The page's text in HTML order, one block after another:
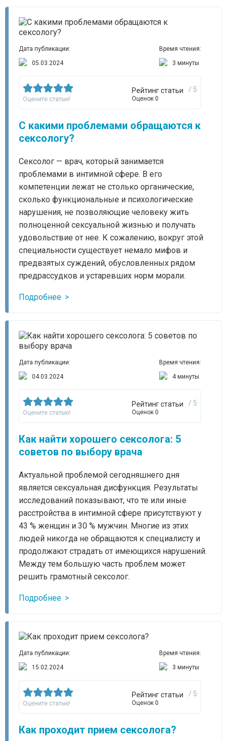
Дата публикации:
05.03.2024
Время чтения:
3 минуты
Оцените статью!
Рейтинг статьи / 5
Оценок 0
С какими проблемами обращаются к
сексологу?
Сексолог — врач, который занимается
проблемами в интимной сфере. В его
компетенции лежат не столько органические,
сколько функциональные и психологические
нарушения, не позволяющие человеку жить
полноценной сексуальной жизнью и получать
удовольствие от нее. К сожалению, вокруг этой
специальности существует немало мифов и
предвзятых суждений, обусловленных рядом
предрассудков и устаревших норм морали.
Подробнее
Дата публикации:
04.03.2024
Время чтения:
4 минуты
Оцените статью!
Рейтинг статьи / 5
Оценок 0
Как найти хорошего сексолога: 5
советов по выбору врача
Актуальной проблемой сегодняшнего дня
является сексуальная дисфункция. Результаты
исследований показывают, что те или иные
расстройства в интимной сфере присутствуют у
43 % женщин и 30 % мужчин. Многие из этих
людей никогда не обращаются к специалисту и
продолжают страдать от имеющихся нарушений.
Между тем большую часть проблем может
решить грамотный сексолог.
Подробнее
Дата публикации:
15.02.2024
Время чтения:
3 минуты
Оцените статью!
Рейтинг статьи / 5
Оценок 0
Как проходит прием сексолога?